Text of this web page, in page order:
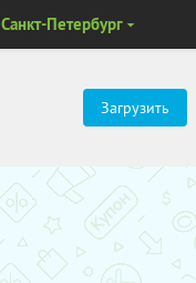
Загрузить
Санкт-Петербург